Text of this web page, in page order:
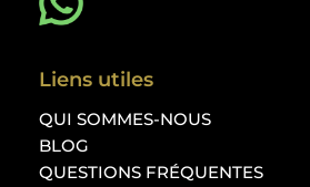
Liens utiles
QUI SOMMES-NOUS
BLOG
QUESTIONS FRÉQUENTES